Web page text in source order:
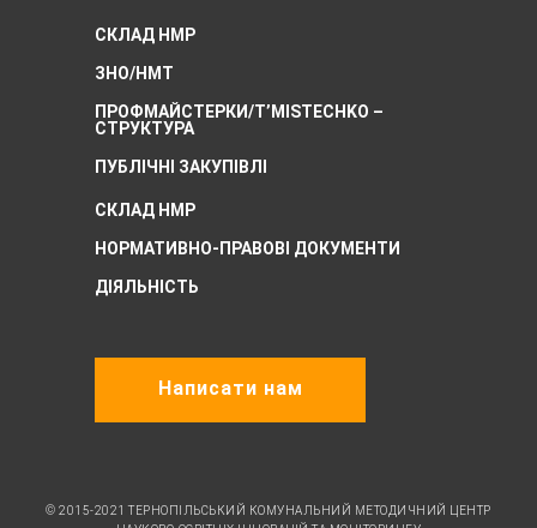
СКЛАД НМР
НОРМАТИВНО-ПРАВОВІ ДОКУМЕНТИ
ДІЯЛЬНІСТЬ
Написати нам
СКЛАД НМР
ЗНО/НМТ
ПРОФМАЙСТЕРКИ/T’MISTECHKO –
CТРУКТУРА
ПУБЛІЧНІ ЗАКУПІВЛІ
© 2015-2021 ТЕРНОПІЛЬСЬКИЙ КОМУНАЛЬНИЙ МЕТОДИЧНИЙ ЦЕНТР